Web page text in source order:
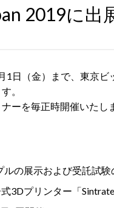
2019に
日（金）まで、東京
。
ーを毎正時開催いたし
の展示および受託試験
3Dプリンター「